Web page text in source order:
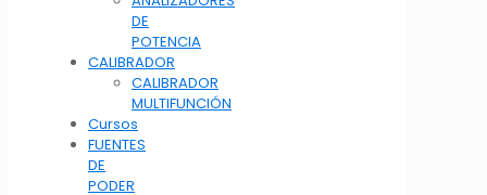
DE
POTENCIA
CALIBRADOR
CALIBRADOR
MULTIFUNCIÓN
Cursos
FUENTES
DE
PODER